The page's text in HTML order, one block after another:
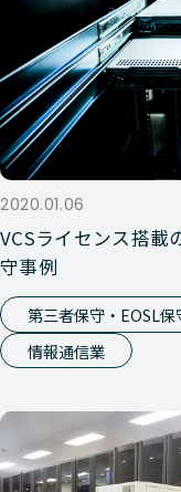
2020.01.06
VCSライセンス搭載
守事例
第三者保守・EOSL保
情報通信業